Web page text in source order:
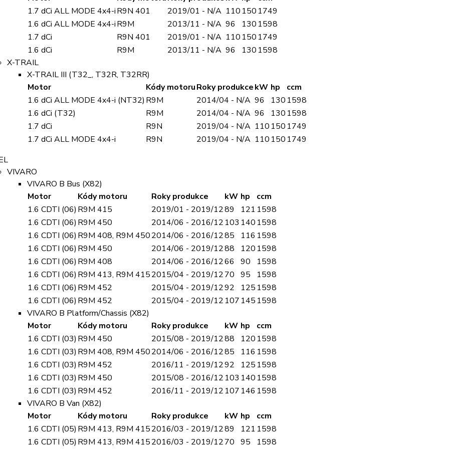
1.7 dCi ALL MODE 4x4-iR9N 401 2019/01 - N/A 110 150 1749
1.6 dCi ALL MODE 4x4-iR9M 2013/11 - N/A 96 130 1598
1.7 dCi
R9N 401 2019/01 - N/A 110 150 1749
1.6 dCi
R9M 2013/11 - N/A 96 130 1598
X-TRAIL
X-TRAIL III (T32_, T32R, T32RR)
Motor
Kódy motoruRoky produkcekW hp
ccm
1.6 dCi ALL MODE 4x4-i (NT32) R9M 2014/04 - N/A 96 130 1598
1.6 dCi (T32)
R9M 2014/04 - N/A 96 130 1598
1.7 dCi
R9N 2019/04 - N/A 110 150 1749
1.7 dCi ALL MODE 4x4-i
R9N 2019/04 - N/A 110 150 1749
VIVARO
VIVARO B Bus (X82)
Motor
Kódy motoru Roky produkce kW hp
ccm
1.6 CDTI (06) R9M 415 2019/01 - 2019/1289 121 1598
1.6 CDTI (06) R9M 450 2014/06 - 2016/12 103 140 1598
1.6 CDTI (06) R9M 408, R9M 4502014/06 - 2016/1285 116 1598
1.6 CDTI (06) R9M 450 2014/06 - 2019/1288 120 1598
1.6 CDTI (06) R9M 408 2014/06 - 2016/1266 90
1598
1.6 CDTI (06) R9M 413, R9M 4152015/04 - 2019/1270 95
1598
1.6 CDTI (06) R9M 452 2015/04 - 2019/1292 125 1598
1.6 CDTI (06) R9M 452 2015/04 - 2019/12 107 145 1598
VIVARO B Platform/Chassis (X82)
Motor
Kódy motoru Roky produkce kW hp
ccm
1.6 CDTI (03) R9M 450 2015/08 - 2019/1288 120 1598
1.6 CDTI (03) R9M 408, R9M 4502014/06 - 2016/1285 116 1598
1.6 CDTI (03) R9M 452 2016/11 - 2019/1292 125 1598
1.6 CDTI (03) R9M 450 2015/08 - 2016/12 103 140 1598
1.6 CDTI (03) R9M 452 2016/11 - 2019/12 107 146 1598
VIVARO B Van (X82)
Motor
Kódy motoru Roky produkce kW hp
ccm
1.6 CDTI (05) R9M 413, R9M 4152016/03 - 2019/1289 121 1598
1.6 CDTI (05) R9M 413, R9M 4152016/03 - 2019/1270 95 1598